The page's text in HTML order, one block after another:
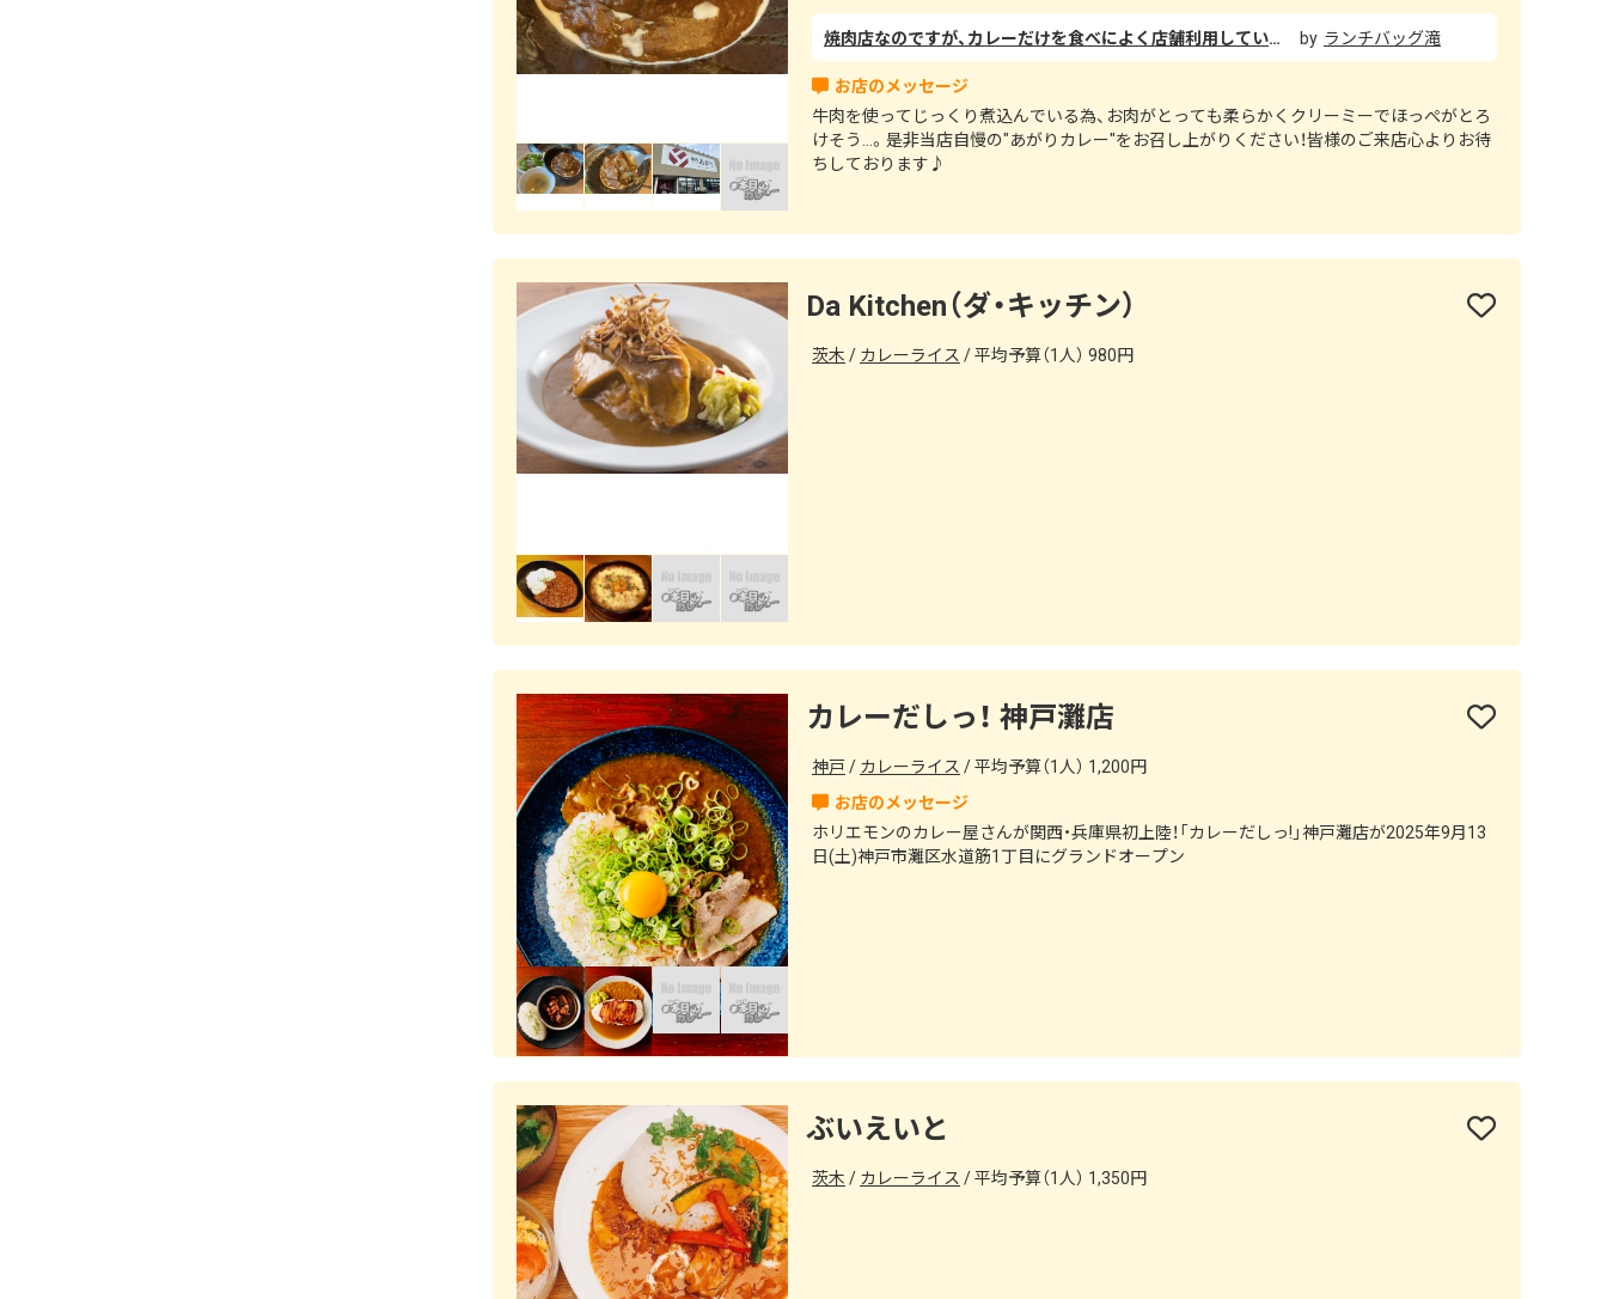
焼肉店なのですが、カレーだけを食べによく店舗利用しています。焼肉店のカレーらしく、肉の旨みたっぷり、コクのあるカレー。とても美味しいです。ランチセットはスープ・サラダ・デザート付きで、満足感も◎ ランチバッグ滝
牛肉を使ってじっくり煮込んでいる為、お肉がとっても柔らかくクリーミーでほっぺがとろ
けそう…。是非当店自慢の"あがりカレー"をお召し上がりください！皆様のご来店心よりお待
ちしております♪
Da Kitchen（ダ・キッチン）
茨木 カレーライス 平均予算（1人） 980円
カレーだしっ！ 神戸灘店
神戸 カレーライス 平均予算（1人） 1,200円
ホリエモンのカレー屋さんが関西・兵庫県初上陸！「カレーだしっ!」神戸灘店が2025年9月13
日(土)神戸市灘区水道筋1丁目にグランドオープン
ぶいえいと
茨木 カレーライス 平均予算（1人） 1,350円